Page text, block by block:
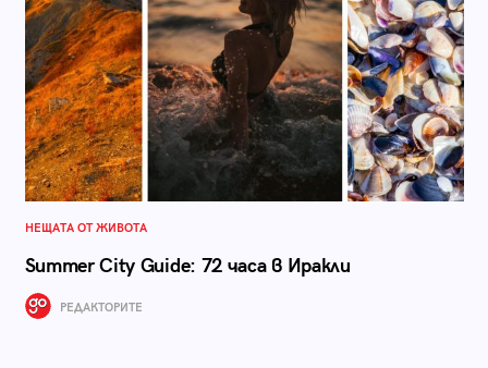
НЕЩАТА ОТ ЖИВОТА
Summer City Guide: 72 часа в Иракли
РЕДАКТОРИТЕ